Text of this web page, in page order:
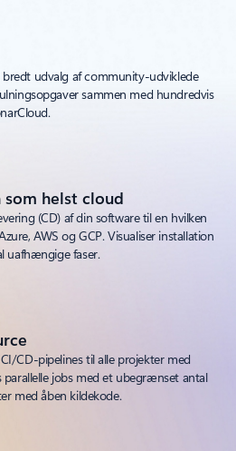
udvalg af community-udviklede
sammen med hundredvis
helst cloud
(CD) af din software til en hvilken
AWS og GCP. Visualiser installation
uafhængige faser.
CD-pipelines til alle projekter med
parallelle jobs med et ubegrænset antal
med åben kildekode.